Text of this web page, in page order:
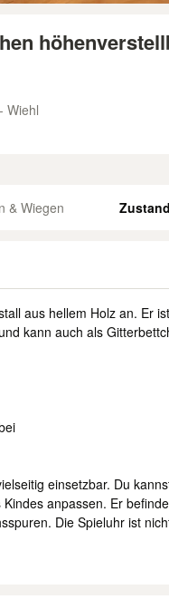
Wiehl
& Wiegen Zustand
aus hellem Holz an. Er
kann auch als
einsetzbar. Du
anpassen. Er
Die Spieluhr ist